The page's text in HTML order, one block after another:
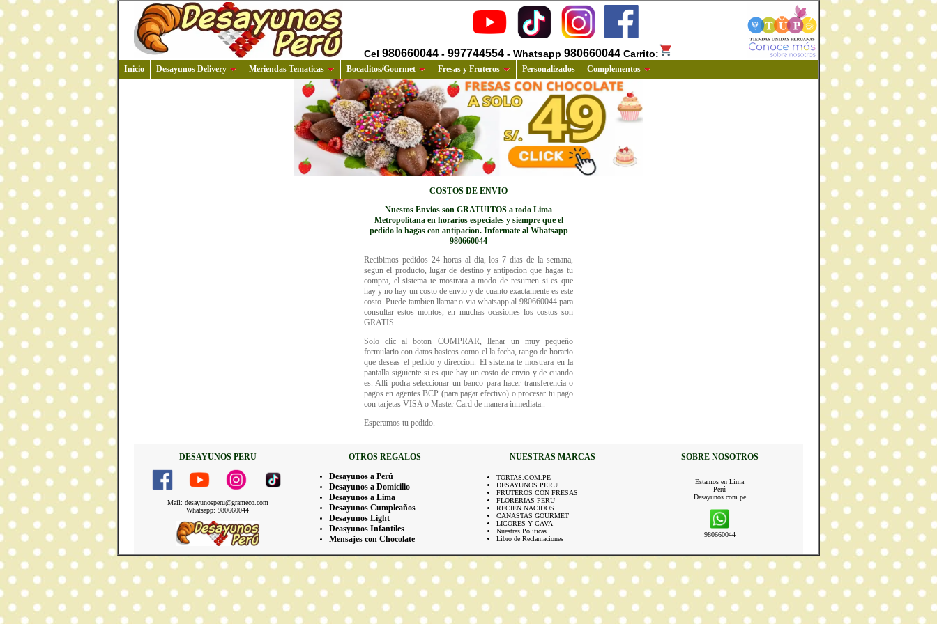
Cel 980660044 - 997744554 - Whatsapp 980660044 Carrito:
Inicio Desayunos Delivery Meriendas Tematicas Bocaditos/Gourmet Fresas y Fruteros Personalizados Complementos
COSTOS DE ENVIO
Nuestos Envios son GRATUITOS a todo Lima
Metropolitana en horarios especiales y siempre que el
pedido lo hagas con antipacion. Informate al Whatsapp
980660044
Recibimos pedidos 24 horas al dia, los 7 dias de la semana,
segun el producto, lugar de destino y antipacion que hagas tu
compra, el sistema te mostrara a modo de resumen si es que
hay y no hay un costo de envio y de cuanto exactamente es este
costo. Puede tambien llamar o via whatsapp al 980660044 para
consultar estos montos, en muchas ocasiones los costos son
GRATIS.
Solo clic al boton COMPRAR, llenar un muy pequeño
formulario con datos basicos como el la fecha, rango de horario
que deseas el pedido y direccion. El sistema te mostrara en la
pantalla siguiente si es que hay un costo de envio y de cuando
es. Alli podra seleccionar un banco para hacer transferencia o
pagos en agentes BCP (para pagar efectivo) o procesar tu pago
con tarjetas VISA o Master Card de manera inmediata..
Esperamos tu pedido.
DESAYUNOS PERU OTROS REGALOS NUESTRAS MARCAS SOBRE NOSOTROS
Mail: desayunosperu@grameco.com
Whatsapp: 980660044
Desayunos a Perú
Desayunos a Domicilio
Desayunos a Lima
Desayunos Cumpleaños
Desayunos Light
Deasyunos Infantiles
Mensajes con Chocolate
TORTAS.COM.PE
DESAYUNOS PERU
FRUTEROS CON FRESAS
FLORERIAS PERU
RECIEN NACIDOS
CANASTAS GOURMET
LICORES Y CAVA
Nuestras Politicas
Libro de Reclamaciones
Estamos en Lima
Perú
Desayunos.com.pe
980660044